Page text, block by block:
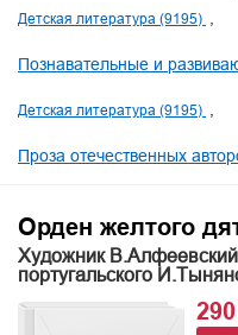
Детская литература (9195)
Познавательные и
Детская литература (9195)
Проза отечественных
Орден желтого
Художник
португальского